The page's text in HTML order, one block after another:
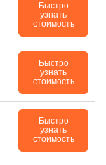
Быстро
узнать
стоимость
Быстро
узнать
стоимость
Быстро
узнать
стоимость